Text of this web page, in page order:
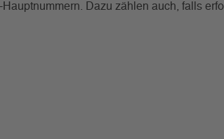
Dazu zählen auch, falls